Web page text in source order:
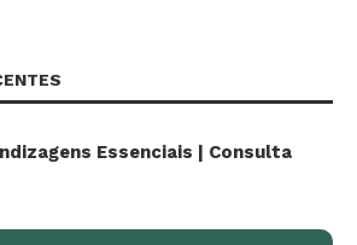
Essenciais | Consulta